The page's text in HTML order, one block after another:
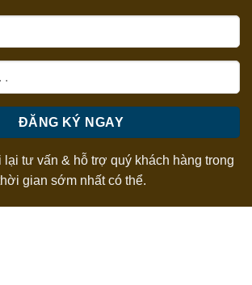
lại tư vấn & hỗ trợ quý khách hàng trong
gian sớm nhất có thể.